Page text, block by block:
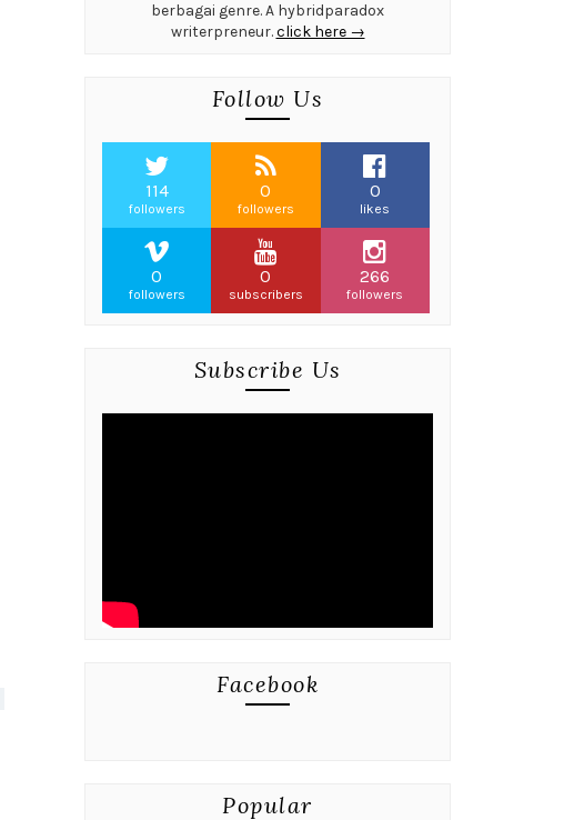
berbagai genre. A hybridparadox
writerpreneur.click here →
Follow Us
114
followers
0
followers
0
likes
0
followers
0
subscribers
266
followers
Subscribe Us
Facebook
Popular